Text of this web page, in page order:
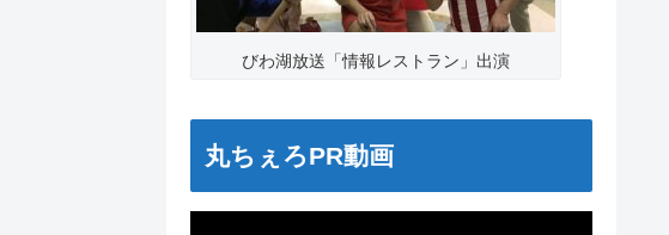
びわ湖放送「情報レストラン」出演
丸ちぇろPR動画